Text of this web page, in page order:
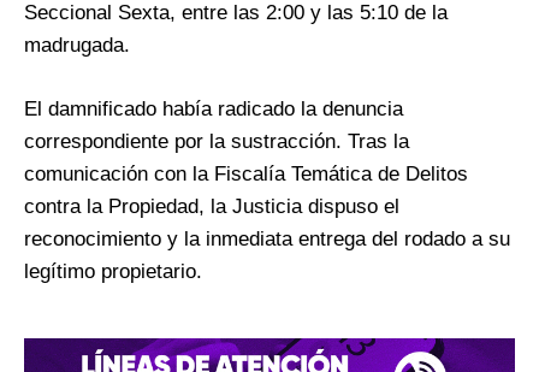
Seccional Sexta, entre las 2:00 y las 5:10 de la
madrugada.
El damnificado había radicado la denuncia
correspondiente por la sustracción. Tras la
comunicación con la Fiscalía Temática de Delitos
contra la Propiedad, la Justicia dispuso el
reconocimiento y la inmediata entrega del rodado a su
legítimo propietario.